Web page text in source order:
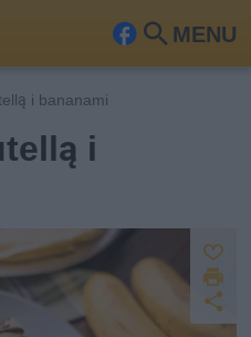
MENU
Fa Szu
i bananami
i
i
u
d